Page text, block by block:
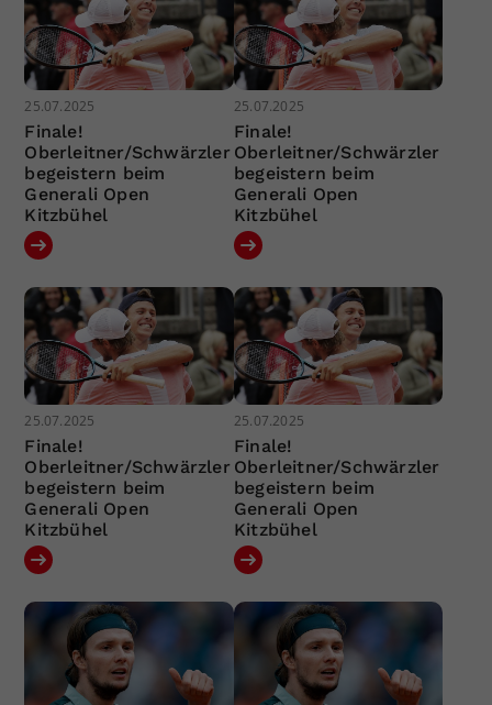
25.07.2025
Finale!
Oberleitner/Schwärzler
begeistern beim
Generali Open
Kitzbühel
25.07.2025
Finale!
Oberleitner/Schwärzler
begeistern beim
Generali Open
Kitzbühel
25.07.2025
Finale!
Oberleitner/Schwärzler
begeistern beim
Generali Open
Kitzbühel
25.07.2025
Finale!
Oberleitner/Schwärzler
begeistern beim
Generali Open
Kitzbühel